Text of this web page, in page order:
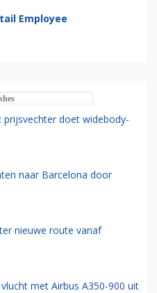
Employee
prijsvechter doet widebody-
naar Barcelona door
nieuwe route vanaf
met Airbus A350-900 uit